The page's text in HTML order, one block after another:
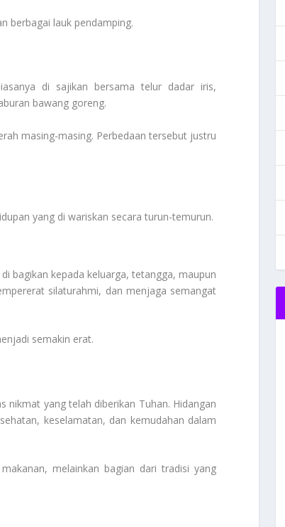
berbagai lauk pendamping.
di sajikan bersama telur dadar iris,
bawang goreng.
masing-masing. Perbedaan tersebut justru
yang di wariskan secara turun-temurun.
bagikan kepada keluarga, tetangga, maupun
silaturahmi, dan menjaga semangat
semakin erat.
nikmat yang telah diberikan Tuhan. Hidangan
keselamatan, dan kemudahan dalam
melainkan bagian dari tradisi yang